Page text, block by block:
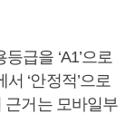
급을 ‘A1’으로
‘안정적’으로
근거는 모바일부